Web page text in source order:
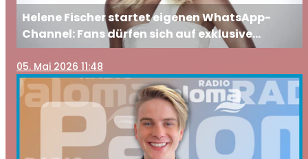
Helene Fischer startet eigenen WhatsApp-
Channel: Fans dürfen sich auf exklusive
Einblicke freuen
05. Mai 2026 11:48